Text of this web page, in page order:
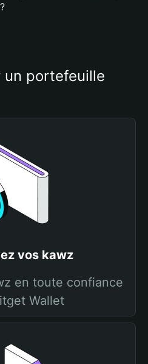
un portefeuille
vos kawz
en toute confiance
Wallet